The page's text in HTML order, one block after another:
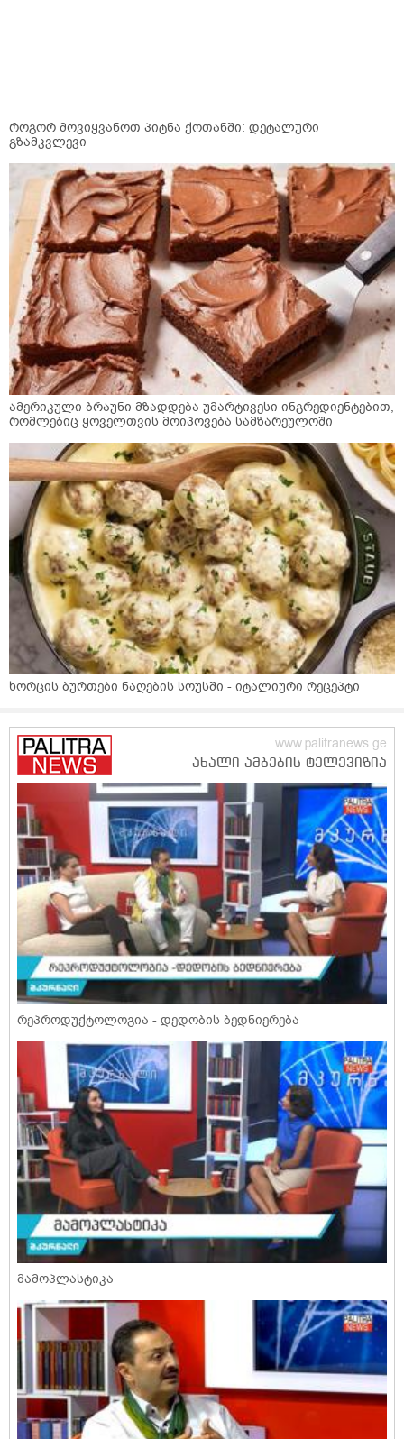
როგორ მოვიყვანოთ პიტნა ქოთანში: დეტალური
გზამკვლევი
ამერიკული ბრაუნი მზადდება უმარტივესი ინგრედიენტებით,
რომლებიც ყოველთვის მოიპოვება სამზარეულოში
ხორცის ბურთები ნაღების სოუსში - იტალიური რეცეპტი
რეპროდუქტოლოგია - დედობის ბედნიერება
მამოპლასტიკა